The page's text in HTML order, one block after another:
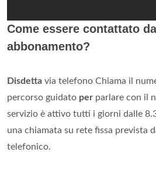
Come essere contattato
abbonamento?
Disdetta via telefono Chiama il
percorso guidato per parlare con il
servizio è attivo tutti i giorni dalle
una chiamata su rete fissa prevista
telefonico.